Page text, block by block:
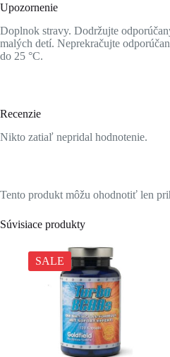
Upozornenie
Doplnok stravy. Dodržujte
malých detí. Neprekračujte
do 25 °C.
Recenzie
Nikto zatiaľ nepridal hodnotenie.
Tento produkt môžu ohodnotiť len
Súvisiace produkty
SALE